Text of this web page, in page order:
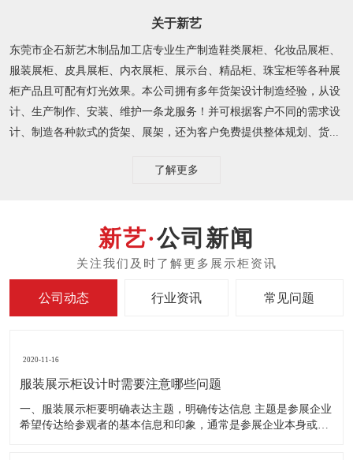
关于新艺
东莞市企石新艺木制品加工店专业生产制造鞋类展柜、化妆品展柜、
服装展柜、皮具展柜、内衣展柜、展示台、精品柜、珠宝柜等各种展
柜产品且可配有灯光效果。本公司拥有多年货架设计制造经验，从设
计、生产制作、安装、维护一条龙服务！并可根据客户不同的需求设
计、制造各种款式的货架、展架，还为客户免费提供整体规划、货...
了解更多
公司新闻
公司动态 行业资讯 常见问题
2020-11-16
服装展示柜设计时需要注意哪些问题
一、服装展示柜要明确表达主题，明确传达信息 主题是参展企业
希望传达给参观者的基本信息和印象，通常是参展企业本身或产